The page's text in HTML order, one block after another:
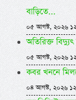
বাড়িতে...
০৫ আগস্ট, ২০২৬
অতিরিক্ত
০৫ আগস্ট, ২০২৬
কবর খননে
০৪ আগস্ট, ২০২৬